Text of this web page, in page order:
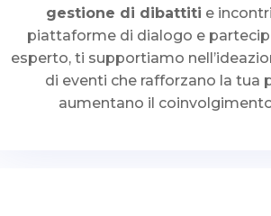
gestione di dibattiti e
piattaforme di dialogo e
esperto, ti supportiamo
di eventi che rafforzano la tua
aumentano il